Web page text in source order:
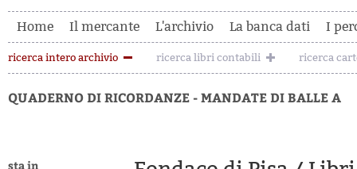
Home Il mercante L'archivio La banca dati I
ricerca intero archivio ricerca libri contabili ricerca
QUADERNO DI RICORDANZE - MANDATE DI BALLE A
sta in